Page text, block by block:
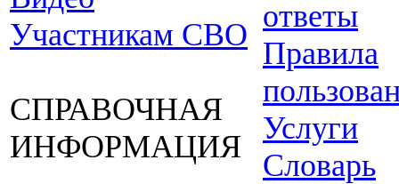
Участникам СВО
СПРАВОЧНАЯ
ИНФОРМАЦИЯ
ответы
Правила
Услуги
Словарь